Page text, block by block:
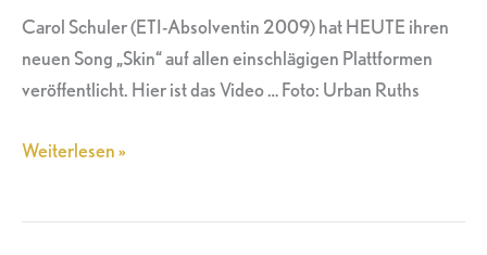
Carol Schuler (ETI-Absolventin 2009) hat HEUTE ihren
neuen Song „Skin“ auf allen einschlägigen Plattformen
veröffentlicht. Hier ist das Video … Foto: Urban Ruths
Weiterlesen »